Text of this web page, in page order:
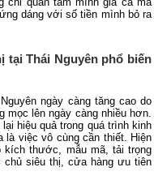
dáng với số tiền mình bỏ ra
tại Thái Nguyên phổ biến
ngày càng tăng cao do
lên ngày càng nhiều hơn.
hiệu quả trong quá trình kinh
là việc vô cùng cần thiết. Hiện
kích thước, mẫu mã, tải trọng
chủ siêu thị, cửa hàng ưu tiên